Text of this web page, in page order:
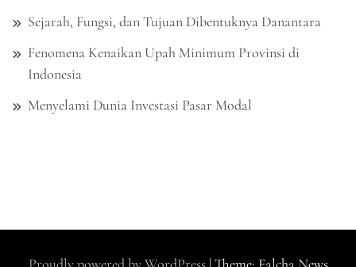
Sejarah, Fungsi, dan Tujuan Dibentuknya Danantara
Fenomena Kenaikan Upah Minimum Provinsi di
Indonesia
Menyelami Dunia Investasi Pasar Modal